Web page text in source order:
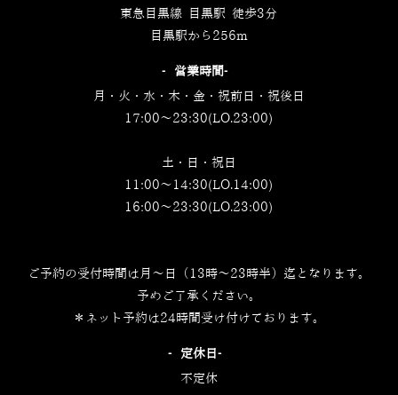
東急目黒線 目黒駅 徒歩3分
目黒駅から256m
‐営業時間‐
月・火・水・木・金・祝前日・祝後日
17:00～23:30(LO.23:00)
土・日・祝日
11:00～14:30(LO.14:00)
16:00～23:30(LO.23:00)
ご予約の受付時間は月～日（13時～23時半）迄となります。
予めご了承ください。
＊ネット予約は24時間受け付けております。
‐定休日‐
不定休